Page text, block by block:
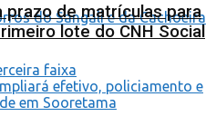
prazo de matrículas para
lote do CNH Social